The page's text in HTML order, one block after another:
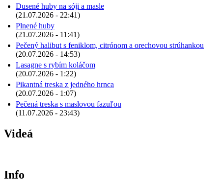
Dusené huby na sóji a masle
(21.07.2026 - 22:41)
Plnené huby
(21.07.2026 - 11:41)
Pečený halibut s feniklom, citrónom a orechovou strúhankou
(20.07.2026 - 14:53)
Lasagne s rybím koláčom
(20.07.2026 - 1:22)
Pikantná treska z jedného hrnca
(20.07.2026 - 1:07)
Pečená treska s maslovou fazuľou
(11.07.2026 - 23:43)
Videá
Info